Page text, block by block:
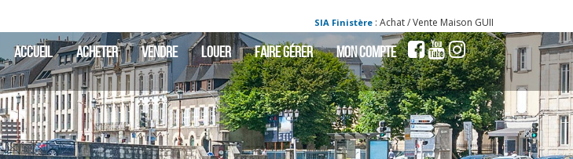
SIA Finistère: Achat / Vente Maison GUILVINEC - Maison a
ACCUEIL ACHETER VENDRE LOUER FAIRE GÉRER MON COMPTE